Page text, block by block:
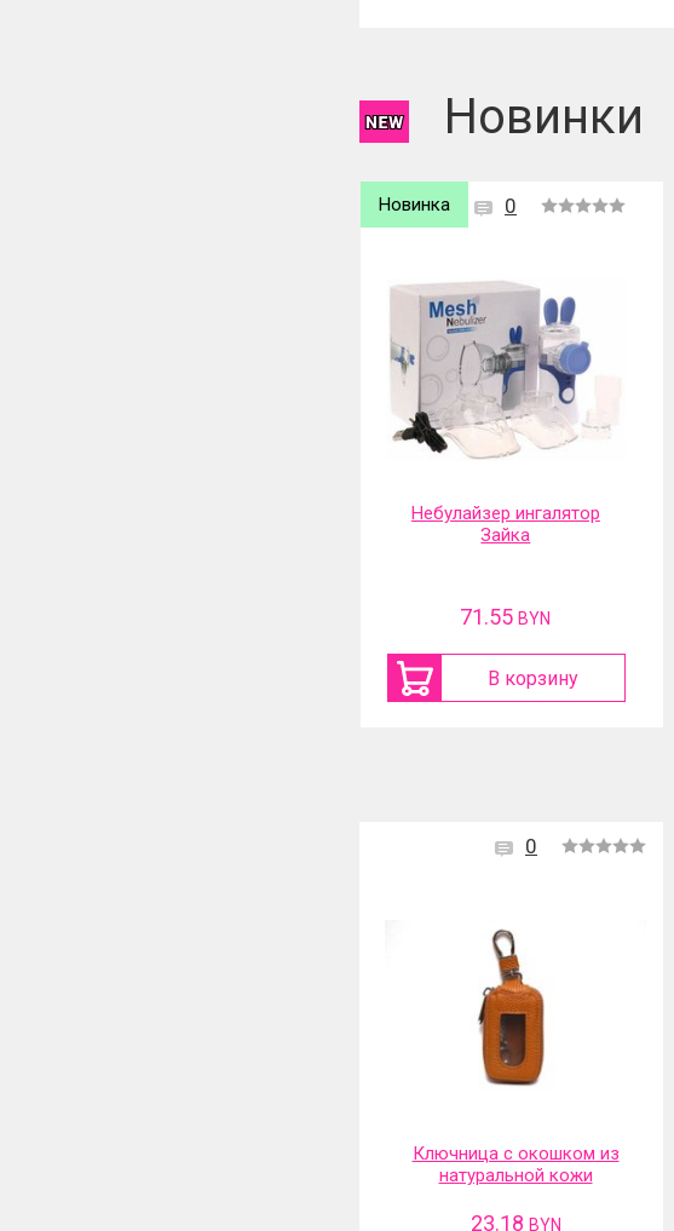
Новинки
0
Новинка
Фильтр-насадка на кран
31.13 BYN
В корзину
0
Ключница с окошком из
натуральной кожи
23.18 BYN